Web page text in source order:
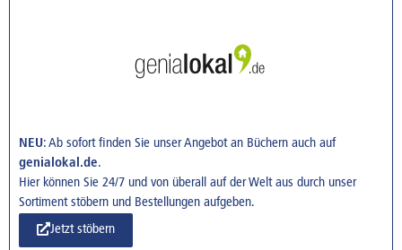
NEU: Ab sofort finden Sie unser Angebot an Büchern auch auf
genialokal.de.
Hier können Sie 24/7 und von überall auf der Welt aus durch unser
Sortiment stöbern und Bestellungen aufgeben.
Jetzt stöbern